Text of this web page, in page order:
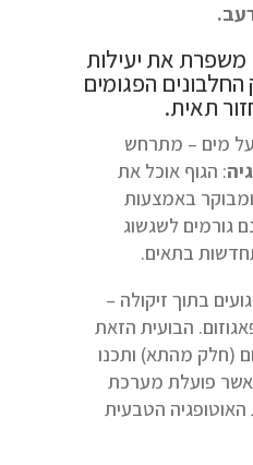
את יעילות
הפגומים
תאית.
מים – מתרחש
: הגוף אוכל את
באמצעות
גורמים לשגשוג
בתאים.
בתוך זיקולה –
הבועית הזאת
(חלק מהתא) ותכנו
פועלת מערכת
הטבעית